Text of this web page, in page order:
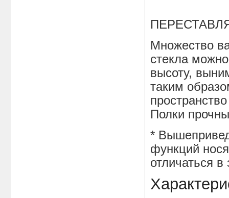
Множество
стекла
высоту,
таким
Полки
*
функций
отличаться